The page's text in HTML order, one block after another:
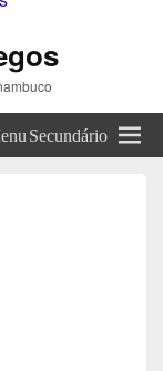
Secundário